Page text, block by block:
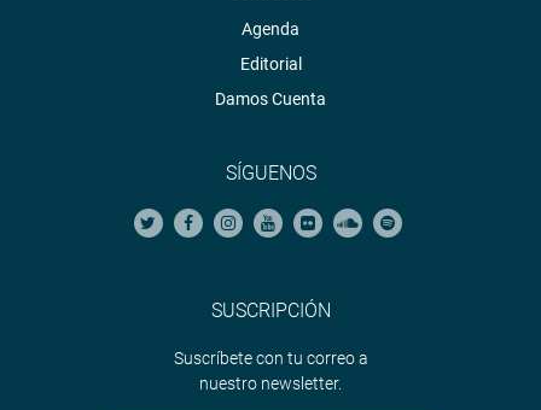
Agenda
Editorial
Damos Cuenta
SÍGUENOS
SUSCRIPCIÓN
Suscríbete con tu correo a
nuestro newsletter.